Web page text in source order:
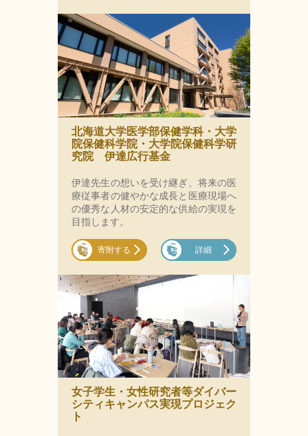
北海道大学医学部保健学科・大学
院保健科学院・大学院保健科学研
究院 伊達広行基金
伊達先生の想いを受け継ぎ、将来の医
療従事者の健やかな成長と医療現場へ
の優秀な人材の安定的な供給の実現を
目指します。
寄附する 詳細
女子学生・女性研究者等ダイバー
シティキャンパス実現プロジェク
ト